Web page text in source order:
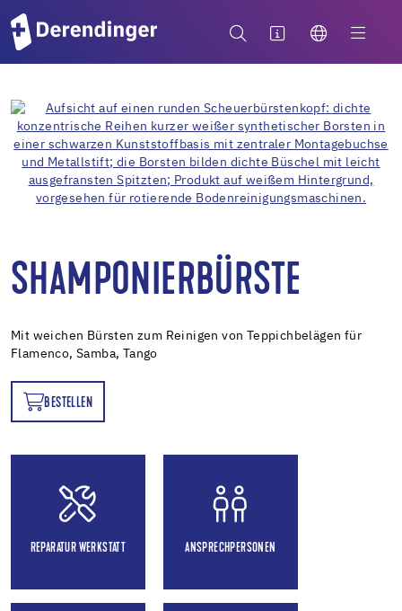
SHAMPONIERBÜRSTE
Mit weichen Bürsten zum Reinigen von Teppichbelägen für
Flamenco, Samba, Tango
BESTELLEN
REPARATUR WERKSTATT ANSPRECHPERSONEN